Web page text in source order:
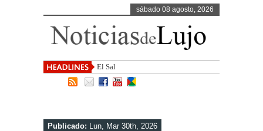
sábado 08 agosto, 2026
El Salvador, uno de los des
Publicado: Lun, Mar 30th, 2026